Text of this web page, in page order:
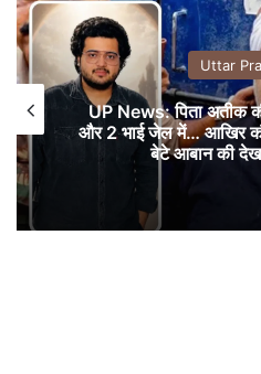
Uttar
UP News: पिता अतीक
और 2 भाई जेल में… आखिर
बेटे आबान की